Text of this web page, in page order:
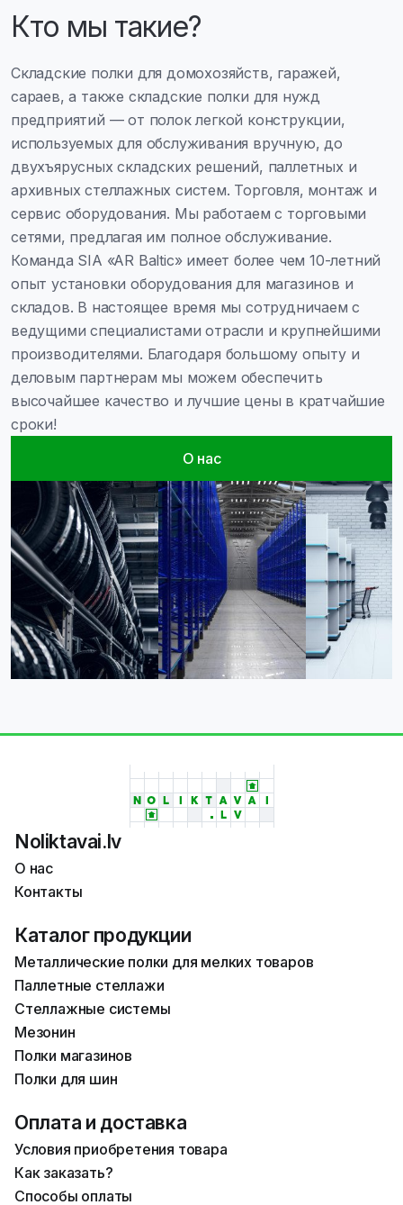
Кто мы такие?
Складские полки для домохозяйств, гаражей,
сараев, а также складские полки для нужд
предприятий — от полок легкой конструкции,
используемых для обслуживания вручную, до
двухъярусных складских решений, паллетных и
архивных стеллажных систем. Торговля, монтаж и
сервис оборудования. Мы работаем с торговыми
сетями, предлагая им полное обслуживание.
Команда SIA «AR Baltic» имеет более чем 10-летний
опыт установки оборудования для магазинов и
складов. В настоящее время мы сотрудничаем с
ведущими специалистами отрасли и крупнейшими
производителями. Благодаря большому опыту и
деловым партнерам мы можем обеспечить
высочайшее качество и лучшие цены в кратчайшие
сроки!
О нас
Noliktavai.lv
О нас
Контакты
Каталог продукции
Металлические полки для мелких товаров
Паллетные стеллажи
Стеллажные системы
Мезонин
Полки магазинов
Полки для шин
Оплата и доставка
Условия приобретения товара
Как заказать?
Способы оплаты